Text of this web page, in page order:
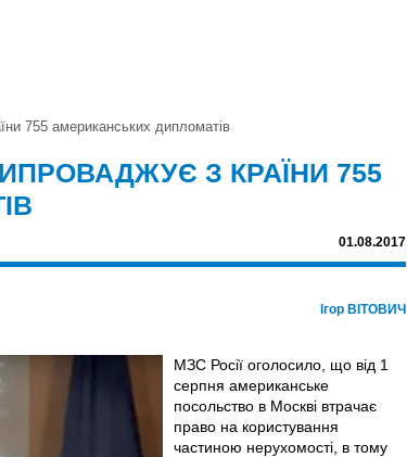
755 американських дипломатів
З КРАЇНИ 755
01.08.2017
Ігор ВІТОВИЧ
МЗС Росії оголосило, що від 1
серпня американське
посольство в Москві втрачає
право на користування
частиною нерухомості, в тому